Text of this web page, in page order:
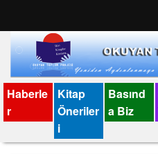
Anasayfa
İletişim
Künye
Haberle
r
Kitap
Öneriler
i
Basınd
a Biz